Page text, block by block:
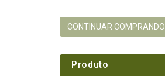
CONTINUAR COMPRANDO
Produto